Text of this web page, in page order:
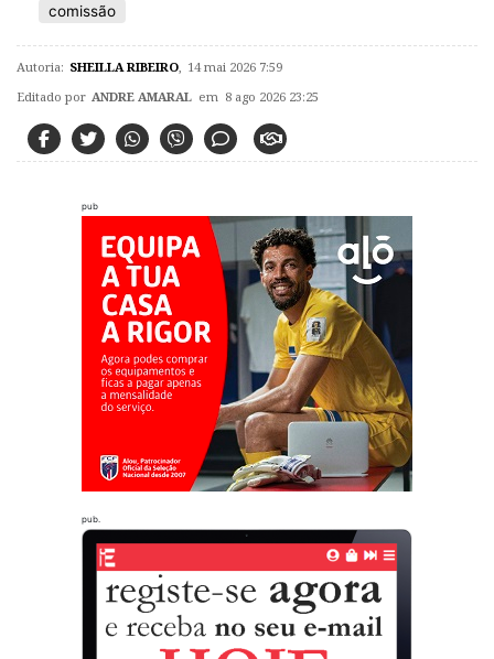
comissão
Autoria: SHEILLA RIBEIRO 14 mai 2026 7:59
Editado por ANDRE AMARAL em 8 ago 2026 23:25
pub
pub.